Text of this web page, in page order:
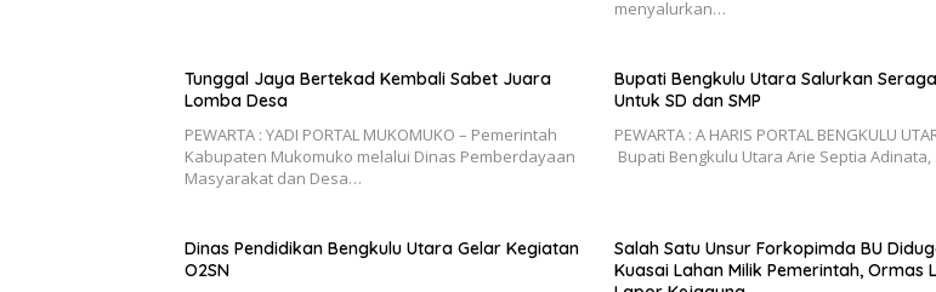
menyalurkan…
Tunggal Jaya Bertekad Kembali Sabet Juara
Lomba Desa
PEWARTA : YADI PORTAL MUKOMUKO – Pemerintah
Kabupaten Mukomuko melalui Dinas Pemberdayaan
Masyarakat dan Desa…
Bupati Bengkulu Utara Salurkan
Untuk SD dan SMP
PEWARTA : A HARIS PORTAL BENGKULU
Bupati Bengkulu Utara Arie Septia Adinata,
Dinas Pendidikan Bengkulu Utara Gelar Kegiatan
O2SN
Salah Satu Unsur Forkopimda BU
Kuasai Lahan Milik Pemerintah, Ormas